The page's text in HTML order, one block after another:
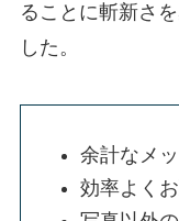
ることに斬新さ
した。
余計なメ
効率よく